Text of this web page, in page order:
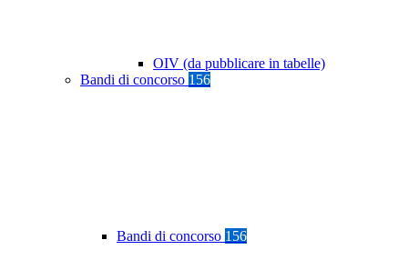
OIV (da pubblicare in tabelle)
Bandi di concorso 156
Bandi di concorso 156